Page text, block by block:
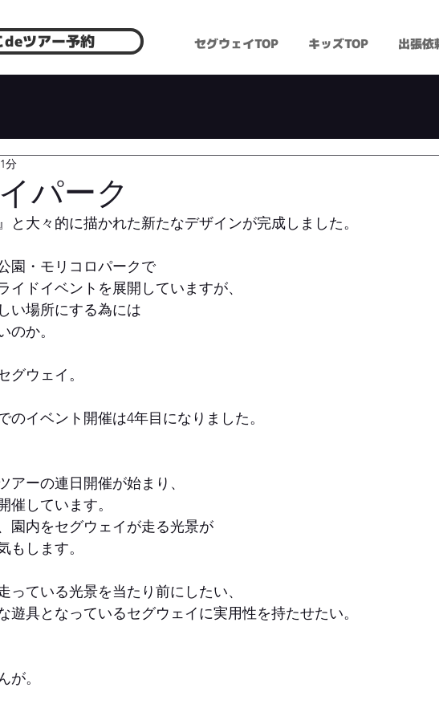
deツアー予約 セグウェイTOP キッズTOP 出張依
パーク
分
と大々的に描かれた新たなデザインが完成しました。
園・モリコロパークで
イドイベントを展開していますが、
い場所にする為には
のか。
グウェイ。
のイベント開催は4年目になりました。
アーの連日開催が始まり、
催しています。
園内をセグウェイが走る光景が
もします。
っている光景を当たり前にしたい、
遊具となっているセグウェイに実用性を持たせたい。
が。